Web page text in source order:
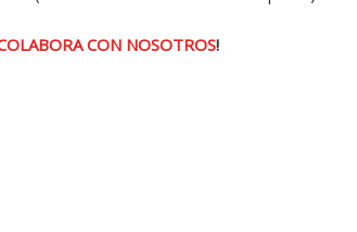
CON NOSOTROS!